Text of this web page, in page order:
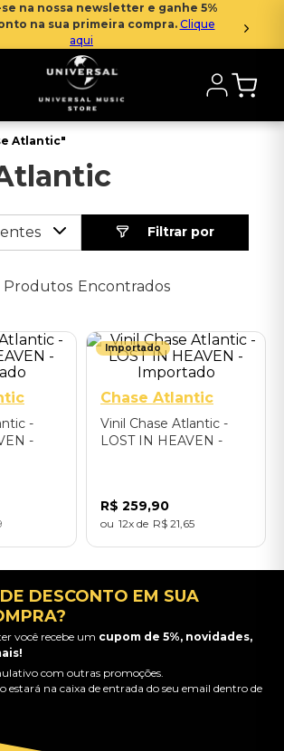
na nossa newsletter e ganhe 5%
na sua primeira compra. Clique
aqui
Atlantic
Produtos
-
-
Importado
Chase Atlantic
Vinil Chase Atlantic -
LOST IN HEAVEN -
R$ 259,90
12 R$ 21 65
DESCONTO EM SUA
você recebe um cupom de 5%, novidades,
com outras promoções.
estará na caixa de entrada do seu email dentro de